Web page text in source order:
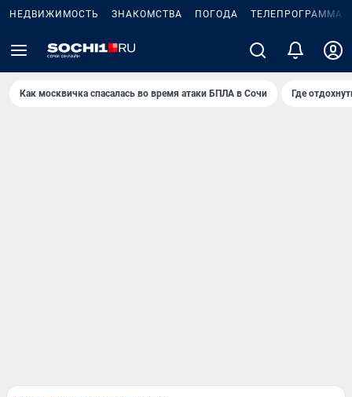
НЕДВИЖИМОСТЬ ЗНАКОМСТВА ПОГОДА ТЕЛЕПРОГРАММА
Как москвичка спасалась во время атаки БПЛА в Сочи Где